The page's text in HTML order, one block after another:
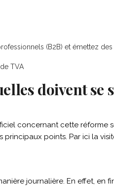
(B2B) et émettez des
TVA
doivent se
concernant cette réforme
principaux points. Par ici la
journalière. En effet, en